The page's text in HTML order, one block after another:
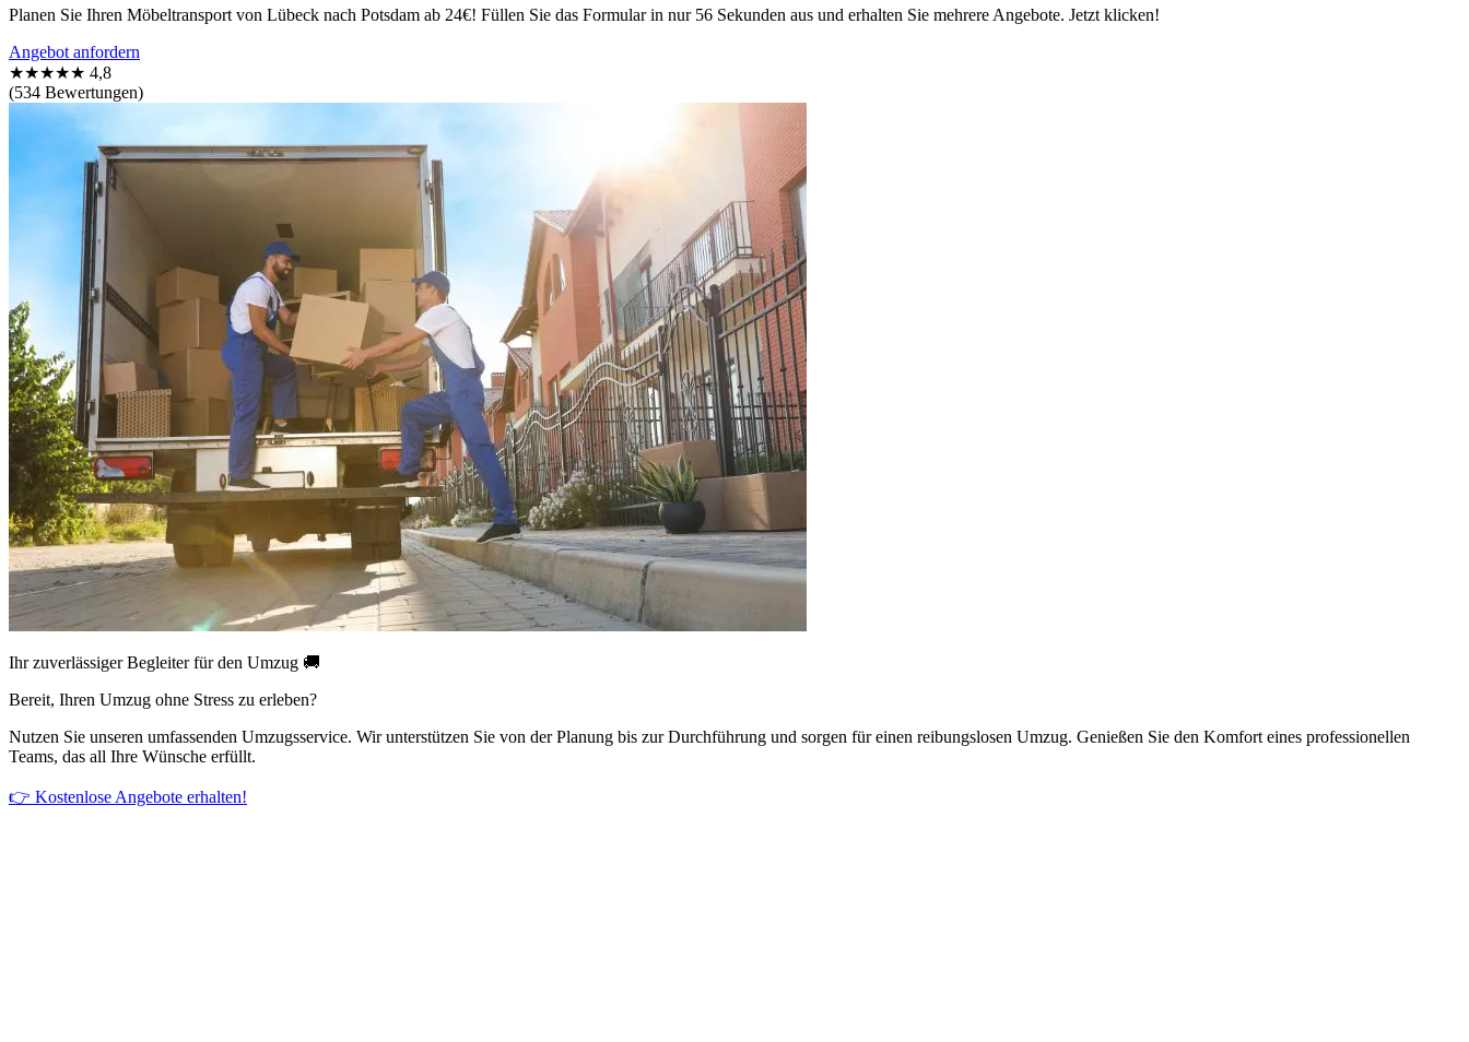
Planen Sie Ihren Möbeltransport von Lübeck nach Potsdam ab 24€! Füllen Sie das Formular in nur 56 Sekunden aus und erhalten Sie mehrere Angebote. Jetzt klicken!
Angebot anfordern
★★★★★ 4,8
(534 Bewertungen)
Ihr zuverlässiger Begleiter für den Umzug 🚚
Bereit, Ihren Umzug ohne Stress zu erleben?
Nutzen Sie unseren umfassenden Umzugsservice. Wir unterstützen Sie von der Planung bis zur Durchführung und sorgen für einen reibungslosen Umzug. Genießen Sie den Komfort eines professionellen
Teams, das all Ihre Wünsche erfüllt.
👉 Kostenlose Angebote erhalten!